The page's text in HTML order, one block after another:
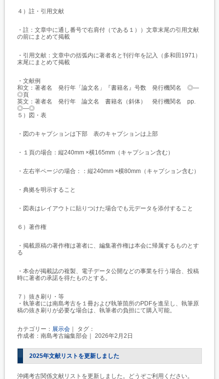
４）註・引用文献
・註：文章中に通し番号で右肩付（である１））文章末尾の引用文献
の前にまとめて掲載
・引用文献：文章中の括弧内に著者名と刊行年を記入（多和田1971）
末尾にまとめて掲載
・文献例
和文：著者名 発行年「論文名」『書籍名』号数 発行機関名 ◎—
◎頁
英文：著者名 発行年 論文名 書籍名（斜体） 発行機関名 pp.
◎—◎
５）図・表
・図のキャプションは下部 表のキャプションは上部
・１頁の場合：縦240mm ×横165mm（キャプション含む）
・左右半ページの場合：：縦240mm ×横80mm（キャプション含む）
・典拠を明示すること
・図表はレイアウトに貼りつけた場合でも元データを添付すること
６）著作権
・掲載原稿の著作権は著者に、編集著作権は本会に帰属するものとす
る
・本会が掲載誌の複製、電子データ公開などの事業を行う場合、投稿
時に著者の承諾を得たものとする。
７）抜き刷り・等
・執筆者には南島考古を１冊および執筆箇所のPDFを進呈し、執筆原
稿の抜き刷りが必要な場合は、執筆者の負担にて購入可能。
カテゴリー： 展示会 ｜ タグ：
作成者：南島考古編集部会｜ 2026年2月2日
2025年文献リストを更新しました
沖縄考古関係文献リストを更新しました。どうぞご利用ください。